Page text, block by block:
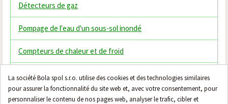
La société Bola spol s.r.o. utilise des cookies et des technologies similaires
pour assurer la fonctionnalité du site web et, avec votre consentement, pour
personnaliser le contenu de nos pages web, analyser le trafic, cibler et
Détecteurs de gaz
Pompage de l'eau d'un sous-sol inondé
Compteurs de chaleur et de froid
Thermostats
Vannes mélangeuses thermostatiques